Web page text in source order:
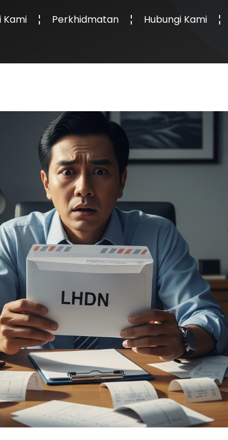
Kami Perkhidmatan Hubungi Kami